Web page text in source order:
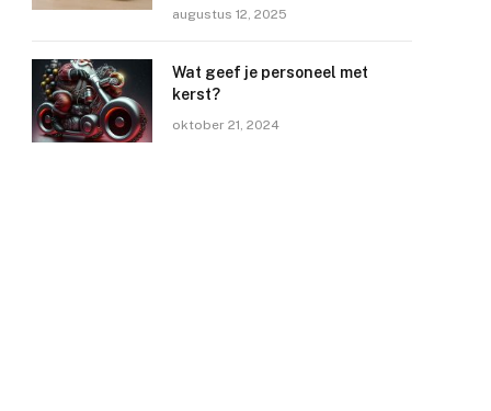
augustus 12, 2025
Wat geef je personeel met
kerst?
oktober 21, 2024